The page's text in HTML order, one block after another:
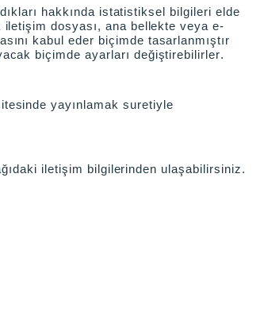
hakkında istatistiksel bilgileri elde
dosyası, ana bellekte veya e-
kabul eder biçimde tasarlanmıştır
biçimde ayarları değiştirebilirler.
yayınlamak suretiyle
iletişim bilgilerinden ulaşabilirsiniz.